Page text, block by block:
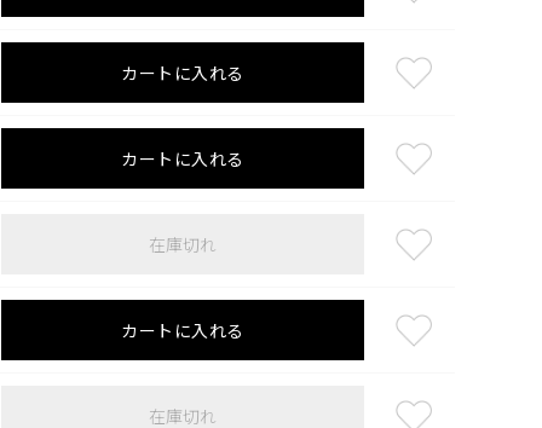
カートに入れる
カートに入れる
在庫切れ
カートに入れる
在庫切れ